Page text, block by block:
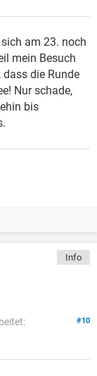
am 23. noch
mein Besuch
die Runde
Nur schade,
bis
Info
#10